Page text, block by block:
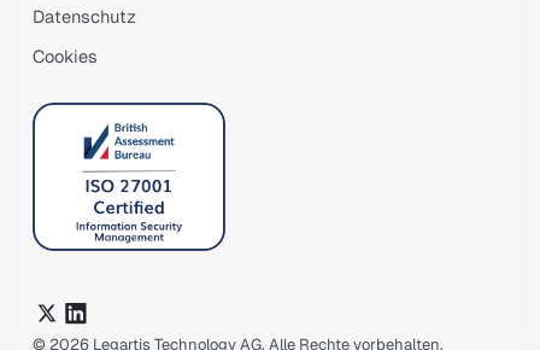
Datenschutz
Cookies
©2026Legartis Technology AG. Alle Rechte vorbehalten.